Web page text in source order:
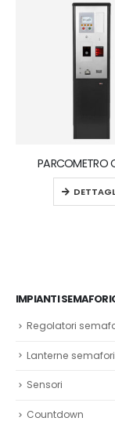
PARCOMETRO
IMPIANTI
Regolatori
Lanterne
Sensori
Countdown